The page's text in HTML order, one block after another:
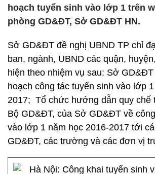
hoạch tuyển sinh vào lớp 1 trên
phòng GD&ĐT, Sở GD&ĐT HN.
Sở GD&ĐT đề nghị UBND TP chỉ
ban, ngành, UBND các quận,
hiện theo nhiệm vụ sau: Sở
hoạch công tác tuyển sinh vào lớp
2017; Tổ chức hướng dẫn quy chế
Bộ GD&ĐT, của Sở GD&ĐT về
vào lớp 1 năm học 2016-2017 tới
GD&ĐT, các trường và các đơn vị